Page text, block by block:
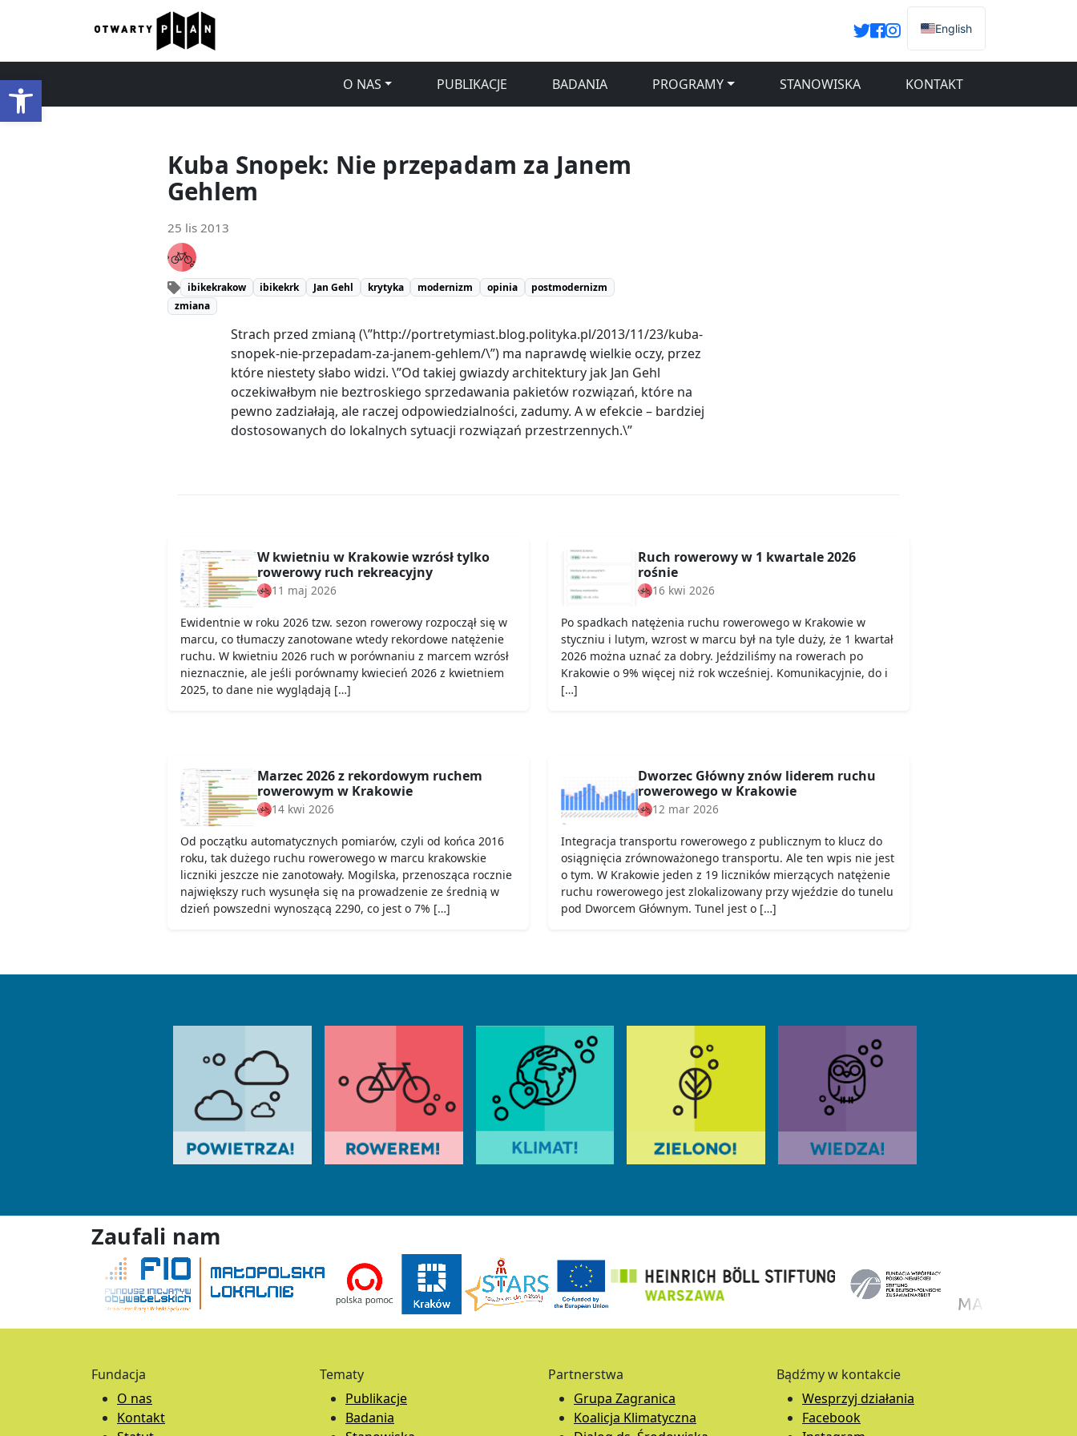
Otwórz pasek narzędzi
English
O NAS PUBLIKACJE BADANIA PROGRAMY STANOWISKA KONTAKT
Kuba Snopek: Nie przepadam za Janem
Gehlem
25 lis 2013
ibikekrakow ibikekrk Jan Gehl krytyka modernizm opinia
postmodernizm
zmiana
Strach przed zmianą (\”http://portretymiast.blog.polityka.pl/2013/11/23/kuba-
snopek-nie-przepadam-za-janem-gehlem/\”) ma naprawdę wielkie oczy, przez
które niestety słabo widzi. \”Od takiej gwiazdy architektury jak Jan Gehl
oczekiwałbym nie beztroskiego sprzedawania pakietów rozwiązań, które na
pewno zadziałają, ale raczej odpowiedzialności, zadumy. A w efekcie – bardziej
dostosowanych do lokalnych sytuacji rozwiązań przestrzennych.\”
W kwietniu w Krakowie wzrósł tylko
rowerowy ruch rekreacyjny
11 maj 2026
Ewidentnie w roku 2026 tzw. sezon rowerowy rozpoczął się w
marcu, co tłumaczy zanotowane wtedy rekordowe natężenie
ruchu. W kwietniu 2026 ruch w porównaniu z marcem wzrósł
nieznacznie, ale jeśli porównamy kwiecień 2026 z kwietniem
2025, to dane nie wyglądają […]
Ruch rowerowy w 1 kwartale 2026
rośnie
16 kwi 2026
Po spadkach natężenia ruchu rowerowego w Krakowie w
styczniu i lutym, wzrost w marcu był na tyle duży, że 1 kwartał
2026 można uznać za dobry. Jeździliśmy na rowerach po
Krakowie o 9% więcej niż rok wcześniej. Komunikacyjnie, do i
[…]
Marzec 2026 z rekordowym ruchem
rowerowym w Krakowie
14 kwi 2026
Od początku automatycznych pomiarów, czyli od końca 2016
roku, tak dużego ruchu rowerowego w marcu krakowskie
liczniki jeszcze nie zanotowały. Mogilska, przenosząca rocznie
największy ruch wysunęła się na prowadzenie ze średnią w
dzień powszedni wynoszącą 2290, co jest o 7% […]
Dworzec Główny znów liderem ruchu
rowerowego w Krakowie
12 mar 2026
Integracja transportu rowerowego z publicznym to klucz do
osiągnięcia zrównoważonego transportu. Ale ten wpis nie jest
o tym. W Krakowie jeden z 19 liczników mierzących natężenie
ruchu rowerowego jest zlokalizowany przy wjeździe do tunelu
pod Dworcem Głównym. Tunel jest o […]
Zaufali nam
Fundacja
O nas
Kontakt
Tematy
Publikacje
Badania
Partnerstwa
Grupa Zagranica
Koalicja Klimatyczna
Bądźmy w kontakcie
Wesprzyj działania
Facebook